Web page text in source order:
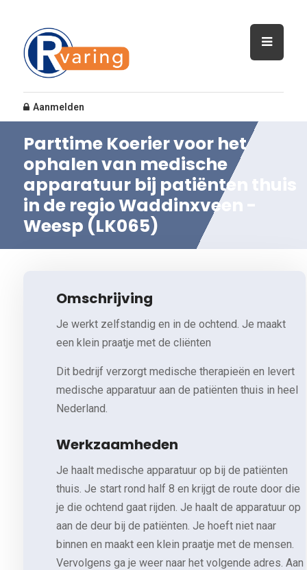
Aanmelden
Parttime Koerier voor het
ophalen van medische
apparatuur bij patiënten thuis
in de regio Waddinxveen -
Weesp (LK065)
Omschrijving
Je werkt zelfstandig en in de ochtend. Je maakt
een klein praatje met de cliënten
Dit bedrijf verzorgt medische therapieën en levert
medische apparatuur aan de patiënten thuis in heel
Nederland.
Werkzaamheden
Je haalt medische apparatuur op bij de patiënten
thuis. Je start rond half 8 en krijgt de route door die
je die ochtend gaat rijden. Je haalt de apparatuur op
aan de deur bij de patiënten. Je hoeft niet naar
binnen en maakt een klein praatje met de mensen.
Vervolgens ga je weer naar het volgende adres. Aan